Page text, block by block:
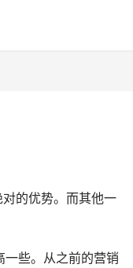
的优势。而其他一
些。从之前的营销